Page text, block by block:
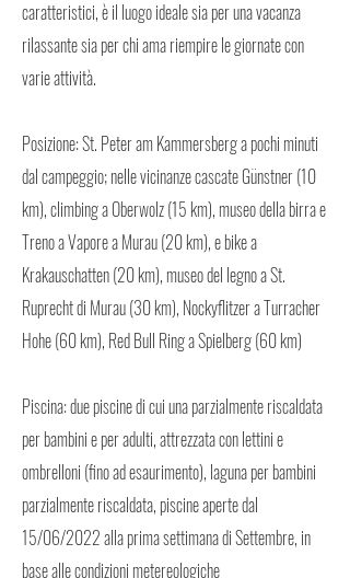
caratteristici, è il luogo ideale sia per una vacanza
rilassante sia per chi ama riempire le giornate con
varie attività.
Posizione: St. Peter am Kammersberg a pochi minuti
dal campeggio; nelle vicinanze cascate Günstner (10
km), climbing a Oberwolz (15 km), museo della birra e
Treno a Vapore a Murau (20 km), e bike a
Krakauschatten (20 km), museo del legno a St.
Ruprecht di Murau (30 km), Nockyflitzer a Turracher
Hohe (60 km), Red Bull Ring a Spielberg (60 km)
Piscina: due piscine di cui una parzialmente riscaldata
per bambini e per adulti, attrezzata con lettini e
ombrelloni (fino ad esaurimento), laguna per bambini
parzialmente riscaldata, piscine aperte dal
15/06/2022 alla prima settimana di Settembre, in
base alle condizioni metereologiche